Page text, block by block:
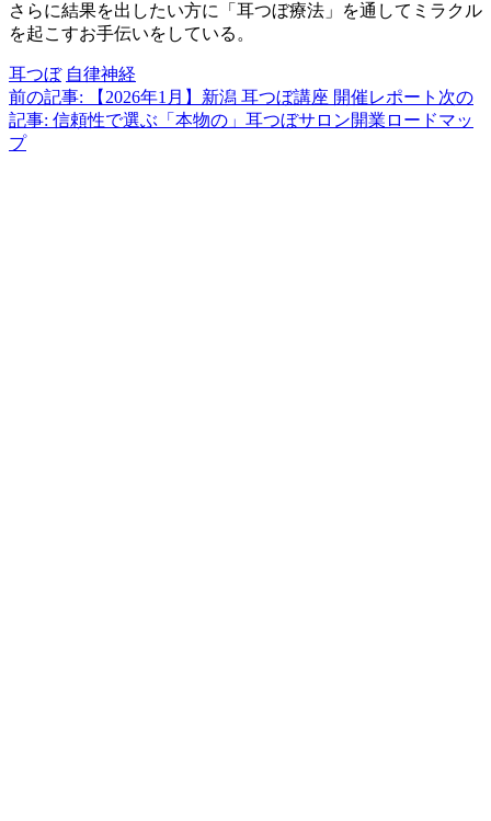
さらに結果を出したい方に「耳つぼ療法」を通してミラクル
を起こすお手伝いをしている。
耳つぼ 自律神経
前の記事: 【2026年1月】新潟 耳つぼ講座 開催レポート 次の
記事: 信頼性で選ぶ「本物の」耳つぼサロン開業ロードマッ
プ